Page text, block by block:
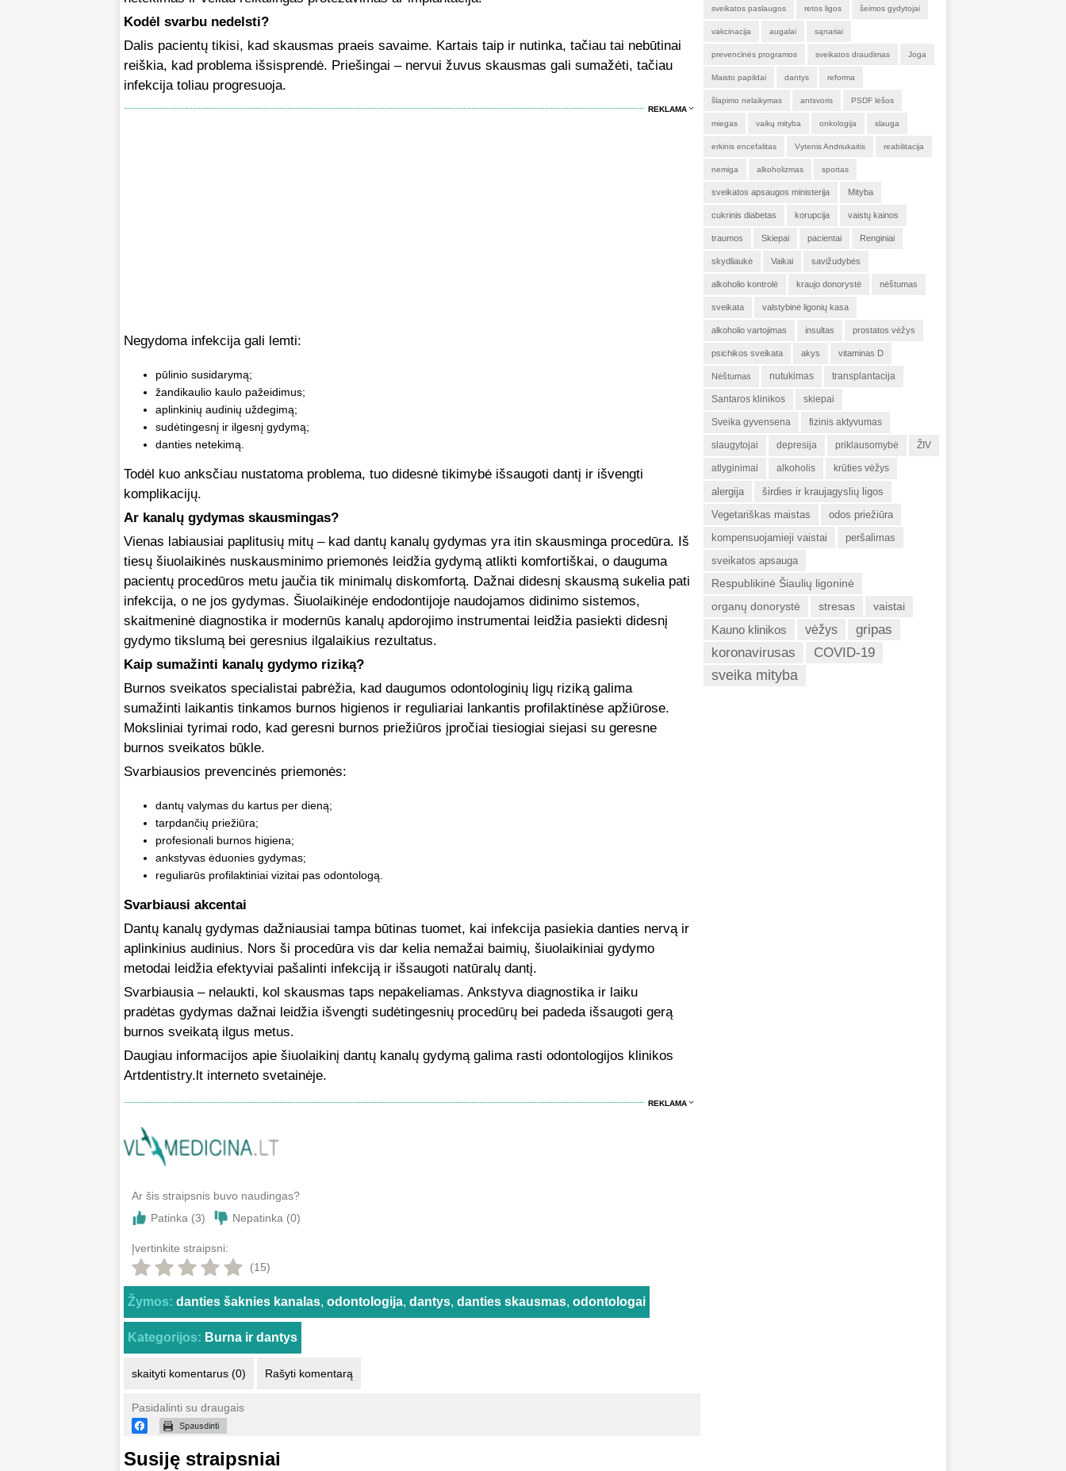
Kodėl svarbu nedelsti?
Dalis pacientų tikisi, kad skausmas praeis savaime. Kartais taip ir nutinka, tačiau tai nebūtinai
reiškia, kad problema išsisprendė. Priešingai – nervui žuvus skausmas gali sumažėti, tačiau
infekcija toliau progresuoja.
REKLAMA
Negydoma infekcija gali lemti:
pūlinio susidarymą;
žandikaulio kaulo pažeidimus;
aplinkinių audinių uždegimą;
sudėtingesnį ir ilgesnį gydymą;
danties netekimą.
Todėl kuo anksčiau nustatoma problema, tuo didesnė tikimybė išsaugoti dantį ir išvengti
komplikacijų.
Ar kanalų gydymas skausmingas?
Vienas labiausiai paplitusių mitų – kad dantų kanalų gydymas yra itin skausminga procedūra. Iš
tiesų šiuolaikinės nuskausminimo priemonės leidžia gydymą atlikti komfortiškai, o dauguma
pacientų procedūros metu jaučia tik minimalų diskomfortą. Dažnai didesnį skausmą sukelia pati
infekcija, o ne jos gydymas. Šiuolaikinėje endodontijoje naudojamos didinimo sistemos,
skaitmeninė diagnostika ir modernūs kanalų apdorojimo instrumentai leidžia pasiekti didesnį
gydymo tikslumą bei geresnius ilgalaikius rezultatus.
Kaip sumažinti kanalų gydymo riziką?
Burnos sveikatos specialistai pabrėžia, kad daugumos odontologinių ligų riziką galima
sumažinti laikantis tinkamos burnos higienos ir reguliariai lankantis profilaktinėse apžiūrose.
Moksliniai tyrimai rodo, kad geresni burnos priežiūros įpročiai tiesiogiai siejasi su geresne
burnos sveikatos būkle.
Svarbiausios prevencinės priemonės:
dantų valymas du kartus per dieną;
tarpdančių priežiūra;
profesionali burnos higiena;
ankstyvas ėduonies gydymas;
reguliarūs profilaktiniai vizitai pas odontologą.
Svarbiausi akcentai
Dantų kanalų gydymas dažniausiai tampa būtinas tuomet, kai infekcija pasiekia danties nervą ir
aplinkinius audinius. Nors ši procedūra vis dar kelia nemažai baimių, šiuolaikiniai gydymo
metodai leidžia efektyviai pašalinti infekciją ir išsaugoti natūralų dantį.
Svarbiausia – nelaukti, kol skausmas taps nepakeliamas. Ankstyva diagnostika ir laiku
pradėtas gydymas dažnai leidžia išvengti sudėtingesnių procedūrų bei padeda išsaugoti gerą
burnos sveikatą ilgus metus.
Daugiau informacijos apie šiuolaikinį dantų kanalų gydymą galima rasti odontologijos klinikos
Artdentistry.lt interneto svetainėje.
REKLAMA
Ar šis straipsnis buvo naudingas?
Patinka (3) Nepatinka (0)
Įvertinkite straipsni:
(15)
Žymos: danties šaknies kanalas, odontologija, dantys, danties skausmas, odontologai
Kategorijos: Burna ir dantys
skaityti komentarus (0) Rašyti komentarą
Pasidalinti su draugais
Susiję straipsniai
sveikatos paslaugos retos ligos šeimos gydytojai
vakcinacija augalai sąnariai
prevencinės programos sveikatos draudimas Joga
Maisto papildai dantys reforma
šlapimo nelaikymas antsvoris PSDF lėšos
miegas vaikų mityba onkologija slauga
erkinis encefalitas Vytenis Andriukaitis reabilitacija
nemiga alkoholizmas sportas
sveikatos apsaugos ministerija Mityba
cukrinis diabetas korupcija vaistų kainos
traumos Skiepai pacientai Renginiai
skydliaukė Vaikai savižudybės
alkoholio kontrolė kraujo donorystė nėštumas
sveikata valstybinė ligonių kasa
alkoholio vartojimas insultas prostatos vėžys
psichikos sveikata akys vitaminas D
Nėštumas nutukimas transplantacija
Santaros klinikos skiepai
Sveika gyvensena fizinis aktyvumas
slaugytojai depresija priklausomybė ŽIV
atlyginimai alkoholis krūties vėžys
alergija
širdies ir kraujagyslių ligos
Vegetariškas maistas
odos priežiūra
kompensuojamieji vaistai
peršalimas
sveikatos apsauga
Respublikinė Šiaulių ligoninė
organų donorystė
stresas vaistai
Kauno klinikos vėžys
gripas
koronavirusas
COVID-19
sveika mityba